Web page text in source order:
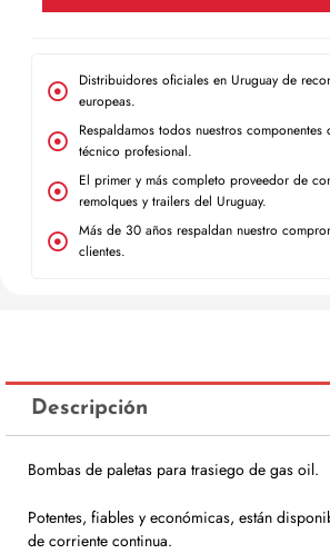
Distribuidores oficiales en Uruguay de
europeas.
Respaldamos todos nuestros componentes
técnico profesional.
El primer y más completo proveedor de
remolques y trailers del Uruguay.
Más de 30 años respaldan nuestro
clientes.
Descripción
Bombas de paletas para trasiego de gas oil.
Potentes, fiables y económicas, están
de corriente continua.